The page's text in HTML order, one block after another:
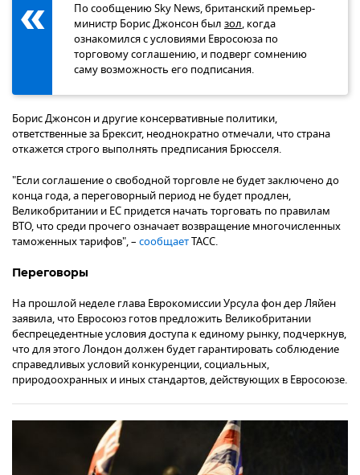
По сообщению Sky News, британский премьер-
министр Борис Джонсон был зол, когда
ознакомился с условиями Евросоюза по
торговому соглашению, и подверг сомнению
саму возможность его подписания.
Борис Джонсон и другие консервативные политики,
ответственные за Брексит, неоднократно отмечали, что страна
откажется строго выполнять предписания Брюсселя.
"Если соглашение о свободной торговле не будет заключено до
конца года, а переговорный период не будет продлен,
Великобритании и ЕС придется начать торговать по правилам
ВТО, что среди прочего означает возвращение многочисленных
таможенных тарифов", – сообщаетТАСС.
Переговоры
На прошлой неделе глава Еврокомиссии Урсула фон дер Ляйен
заявила, что Евросоюз готов предложить Великобритании
беспрецедентные условия доступа к единому рынку, подчеркнув,
что для этого Лондон должен будет гарантировать соблюдение
справедливых условий конкуренции, социальных,
природоохранных и иных стандартов, действующих в Евросоюзе.